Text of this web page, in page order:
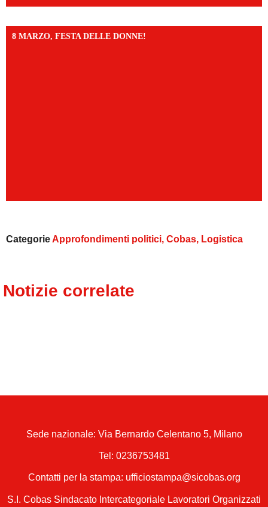
8 MARZO, FESTA DELLE DONNE!
CategorieApprofondimenti politici, Cobas, Logistica
Notizie correlate
Sede nazionale: Via Bernardo Celentano 5, Milano
Tel: 0236753481
Contatti per la stampa: ufficiostampa@sicobas.org
S.I. Cobas Sindacato Intercategoriale Lavoratori Organizzati